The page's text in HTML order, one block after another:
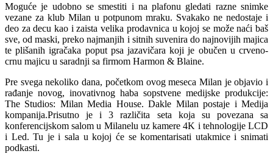
Moguće je udobno se smestiti i na plafonu gledati razne snimke
vezane za klub Milan u potpunom mraku. Svakako ne nedostaje i
deo za decu kao i zaista velika prodavnica u kojoj se može naći baš
sve, od maski, preko najmanjih i sitnih suvenira do najnovijih majica
te plišanih igračaka poput psa jazavičara koji je obučen u crveno-
crnu majicu u saradnji sa firmom Harmon & Blaine.
Pre svega nekoliko dana, početkom ovog meseca Milan je objavio i
rađanje novog, inovativnog haba sopstvene medijske produkcije:
The Studios: Milan Media House. Dakle Milan postaje i Medija
kompanija.Prisutno je i 3 različita seta koja su povezana sa
konferencijskom salom u Milanelu uz kamere 4K i tehnologije LCD
i Led. Tu je i sala u kojoj će se komentarisati utakmice i snimati
podkasti.